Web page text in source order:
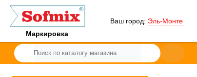
Маркировка
Ваш город: Эль-Монте